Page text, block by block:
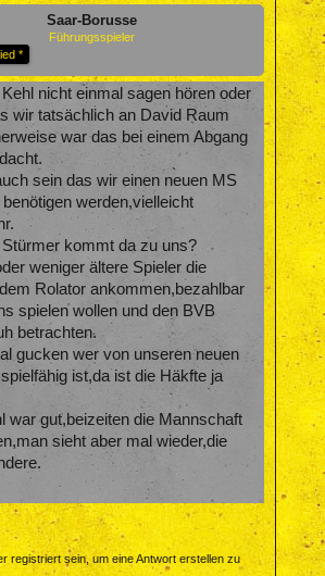
Saar-Borusse
Führungsspieler
*
nicht einmal sagen hören oder
wir tatsächlich an David Raum
war das bei einem Abgang
sein das wir einen neuen MS
werden,vielleicht
kommt da zu uns?
weniger ältere Spieler die
Rolator ankommen,bezahlbar
spielen wollen und den BVB
betrachten.
gucken wer von unseren neuen
ist,da ist die Häkfte ja
war gut,beizeiten die Mannschaft
sieht aber mal wieder,die
registriert sein, um eine Antwort erstellen zu